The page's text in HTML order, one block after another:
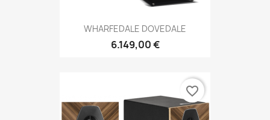
WHARFEDALE DOVEDALE
6.149,00 €
favorite_border